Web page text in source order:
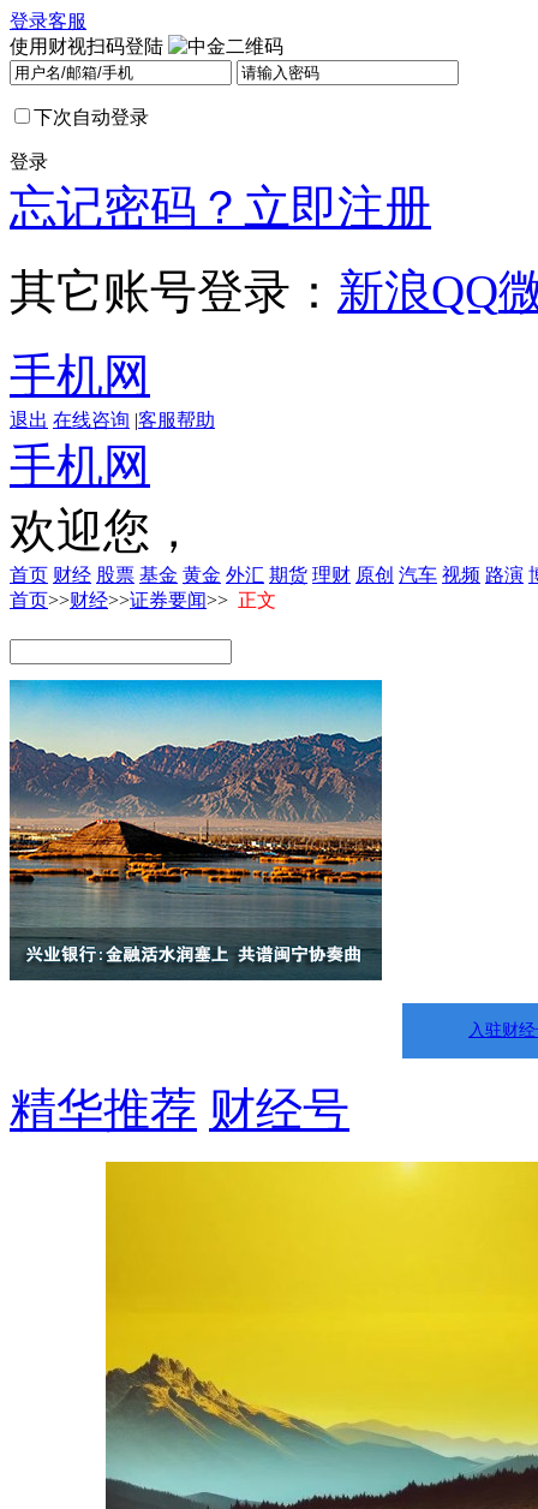
登录客服
使用财视扫码登陆
下次自动登录
登录
忘记密码？ 立即注册
其它账号登录： 新浪QQ
手机网
退出 在线咨询 |客服帮助
手机网
欢迎您，
首页 财经 股票 基金 黄金 外汇 期货 理财 原创 汽车 视频 路演
首页>>财经>>证券要闻>> 正文
入驻财
精华推荐 财经号